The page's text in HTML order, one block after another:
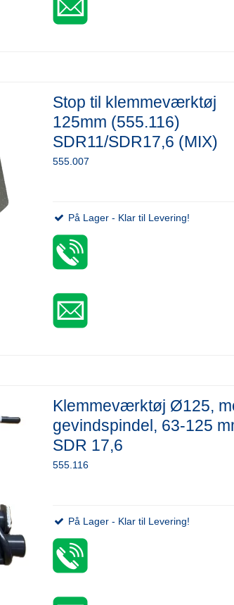
Stop til klemmeværktøj
125mm (555.116)
SDR11/SDR17,6 (MIX)
555.007
På Lager - Klar til Levering!
Klemmeværktøj Ø125,
gevindspindel, 63-125
SDR 17,6
555.116
På Lager - Klar til Levering!